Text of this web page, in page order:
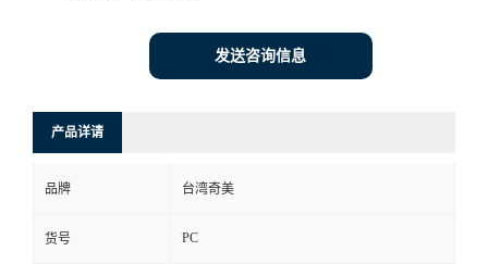
发送咨询信息
产品详请
品牌 台湾奇美
货号 PC